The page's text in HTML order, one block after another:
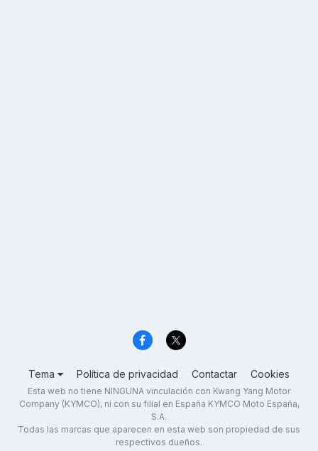
Tema Política de privacidad Contactar Cookies
Esta web no tiene NINGUNA vinculación con Kwang Yang Motor
Company (KYMCO), ni con su filial en España KYMCO Moto España,
S.A.
Todas las marcas que aparecen en esta web son propiedad de sus
respectivos dueños.